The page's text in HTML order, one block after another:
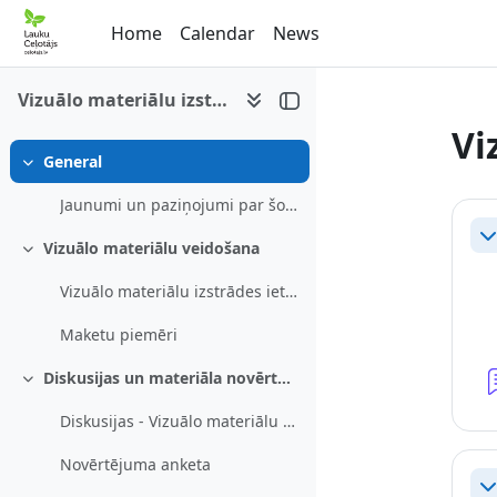
Skip to main content
Home
Calendar News
Vizuālo materiālu izstrāde
Collapse
General
Jaunumi un paziņojumi par šo e-mācību kursu
Collapse
Vizuālo materiālu veidošana
Vizuālo materiālu izstrādes ieteikumi
Maketu piemēri
Collapse Diskusijas un materiāla novērtējums
Diskusijas - Vizuālo materiālu izstrāde
Novērtējuma anketa